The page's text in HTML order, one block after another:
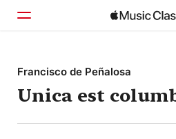
Accueil
Parcourir
Rechercher
Francisco de Peñalosa
Unica est